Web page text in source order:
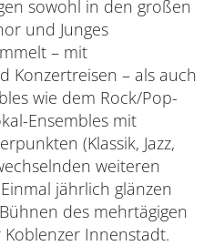
sowohl in den großen
und Junges
– mit
Konzertreisen – als auch
wie dem Rock/Pop-
Ensembles mit
(Klassik, Jazz,
weiteren
jährlich glänzen
des mehrtägigen
Koblenzer Innenstadt.